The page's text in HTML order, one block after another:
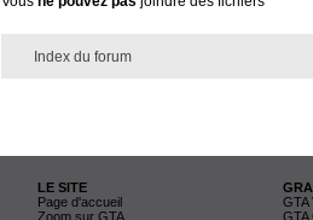
Index du forum
LE SITE
Page d'accueil
Zoom sur GTA
GTA
GTA